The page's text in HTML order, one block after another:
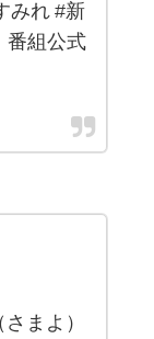
みれ #新
番組公式
まよ）